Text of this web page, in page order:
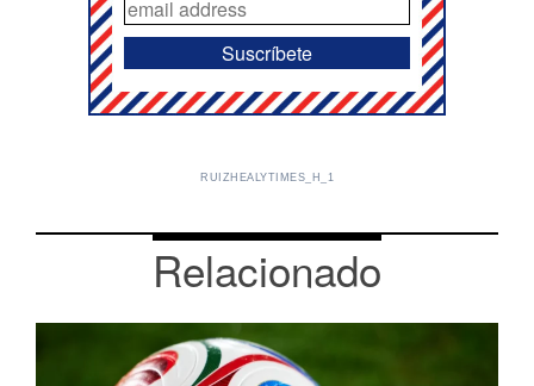
RUIZHEALYTIMES_H_1
Relacionado